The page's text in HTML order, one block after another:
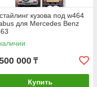
кузова под w464
для Mercedes Benz
000 ₸
Купить